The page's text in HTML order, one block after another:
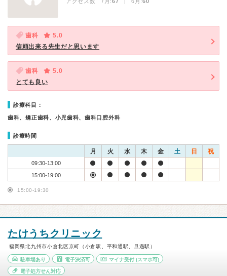
歯科
5.0
信頼出来る先生だと思います
歯科
5.0
とても良い
診療科目：
歯科、矯正歯科、小児歯科、歯科口腔外科
診療時間
月 火 水 木 金 土 日 祝
09:30-13:00
15:00-19:00
15:00-19:30
たけうちクリニック
福岡県北九州市小倉北区京町（小倉駅、平和通駅、旦過駅）
駐車場あり 電子決済可 マイナ受付 (スマホ可)
電子処方せん対応